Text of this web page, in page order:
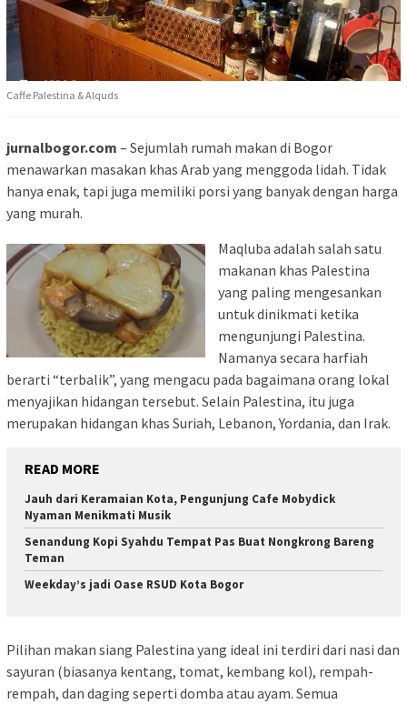
Caffe Palestina & Alquds
jurnalbogor.com – Sejumlah rumah makan di Bogor
menawarkan masakan khas Arab yang menggoda lidah. Tidak
hanya enak, tapi juga memiliki porsi yang banyak dengan harga
yang murah.
Maqluba adalah salah satu
makanan khas Palestina
yang paling mengesankan
untuk dinikmati ketika
mengunjungi Palestina.
Namanya secara harfiah
berarti “terbalik”, yang mengacu pada bagaimana orang lokal
menyajikan hidangan tersebut. Selain Palestina, itu juga
merupakan hidangan khas Suriah, Lebanon, Yordania, dan Irak.
READ MORE
Jauh dari Keramaian Kota, Pengunjung Cafe Mobydick
Nyaman Menikmati Musik
Senandung Kopi Syahdu Tempat Pas Buat Nongkrong Bareng
Teman
Weekday’s jadi Oase RSUD Kota Bogor
Pilihan makan siang Palestina yang ideal ini terdiri dari nasi dan
sayuran (biasanya kentang, tomat, kembang kol), rempah-
rempah, dan daging seperti domba atau ayam. Semua